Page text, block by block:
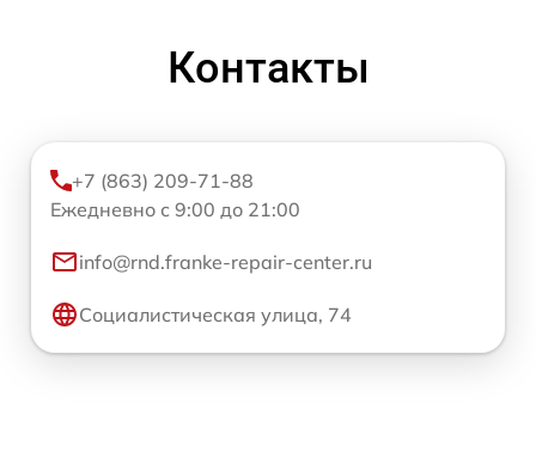
Контакты
+7 (863) 209-71-88
Ежедневно с 9:00 до 21:00
info@rnd.franke-repair-center.ru
Социалистическая улица, 74